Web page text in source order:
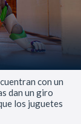
con un
dan un giro
los juguetes